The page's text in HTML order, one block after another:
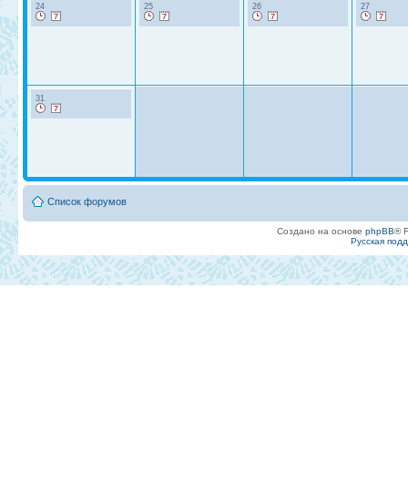
24 25 26 27
31
Список форумов
Создано на основе phpBB®
Русская